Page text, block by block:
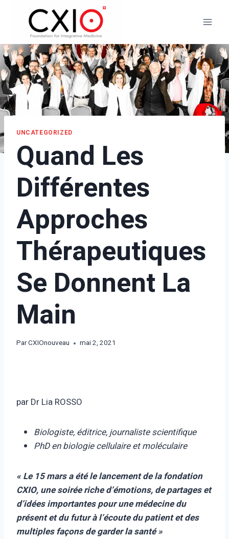
contenu
UNCATEGORIZED
Quand Les
Différentes
Approches
Thérapeutiques
Se Donnent La
Main
ParCXIOnouveau mai 2, 2021
par Dr Lia ROSSO
Biologiste, éditrice, journaliste scientifique
PhD en biologie cellulaire et moléculaire
« Le 15 mars a été le lancement de la fondation
CXIO, une soirée riche d’émotions, de partages et
d’idées importantes pour une médecine du
présent et du futur à l’écoute du patient et des
multiples façons de garder la santé »